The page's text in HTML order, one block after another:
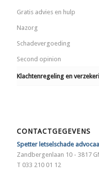
Gratis advies en hulp
Nazorg
Schadevergoeding
Second opinion
Klachtenregeling en
CONTACTGEGEVENS
Spetter letselschade
Zandbergenlaan 10 - 3817
T 033 210 01 12